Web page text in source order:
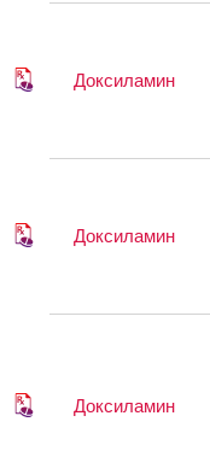
Доксиламин
Доксиламин
Доксиламин